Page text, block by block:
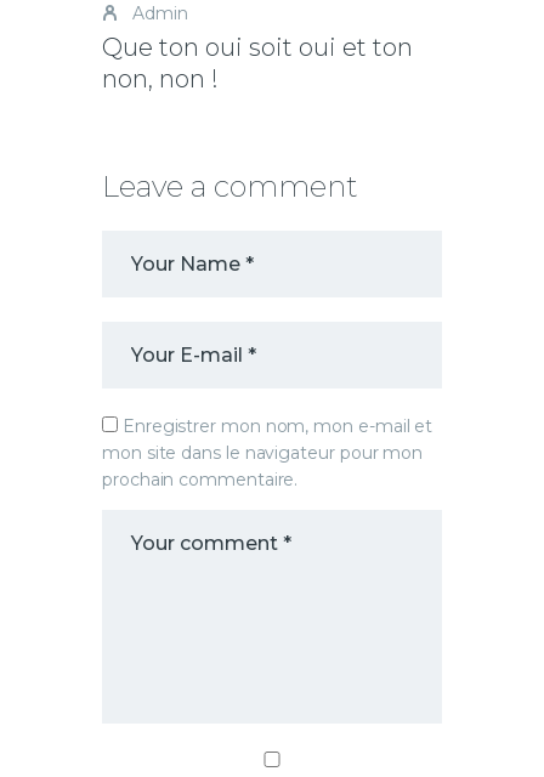
Admin
Que ton oui soit oui et ton
non, non !
Leave a comment
Enregistrer mon nom, mon e-mail et
mon site dans le navigateur pour mon
prochain commentaire.